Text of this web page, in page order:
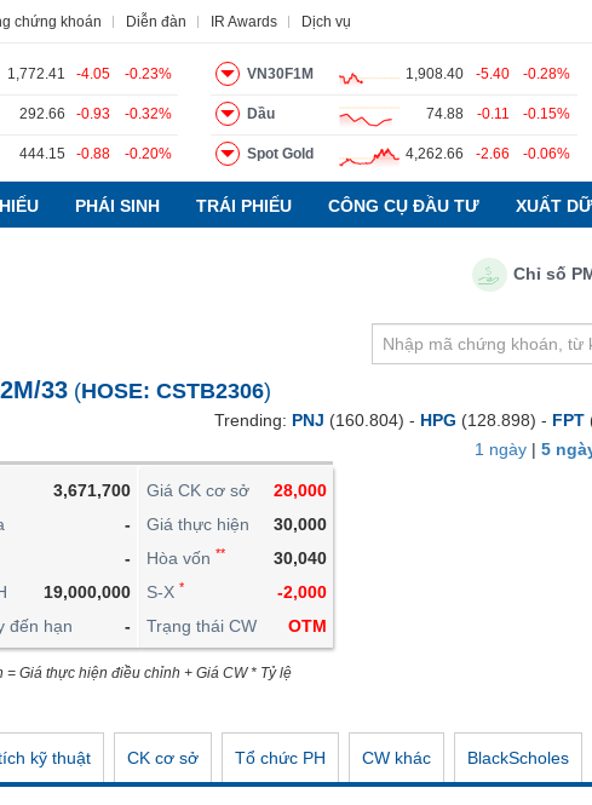
chứng khoán Diễn đàn IR Awards Dịch vụ
1,772.41 -4.05 -0.23%
292.66 -0.93 -0.32%
444.15 -0.88 -0.20%
VN30F1M 1,908.40 -5.40 -0.28%
Dầu 74.88 -0.11 -0.15%
Spot Gold 4,262.66 -2.66 -0.06%
PHÁI SINH TRÁI PHIẾU CÔNG CỤ ĐẦU TƯ XUẤT
Chỉ số PMI
33 (HOSE: CSTB2306)
3,671,700
-
-
19,000,000
đến hạn
-
Giá CK cơ sở
28,000
Giá thực hiện
30,000
Hòa vốn **
30,040
S-X *
-2,000
Trạng thái CW
OTM
Giá thực hiện điều chỉnh + Giá CW * Tỷ lệ
Trending: PNJ (160.804) - HPG (128.898) - FPT
1 ngày | 5
kỹ thuật CK cơ sở Tổ chức PH CW khác BlackScholes
Tin tức Báo cáo phân tích Thuật ngữ Dịch vụ
DOANH NGHIỆP
PHÁI SINH
TRÁI PHIẾU
CÔNG CỤ ĐẦU TƯ
XUẤT DỮ LIỆU
TIN MỚI